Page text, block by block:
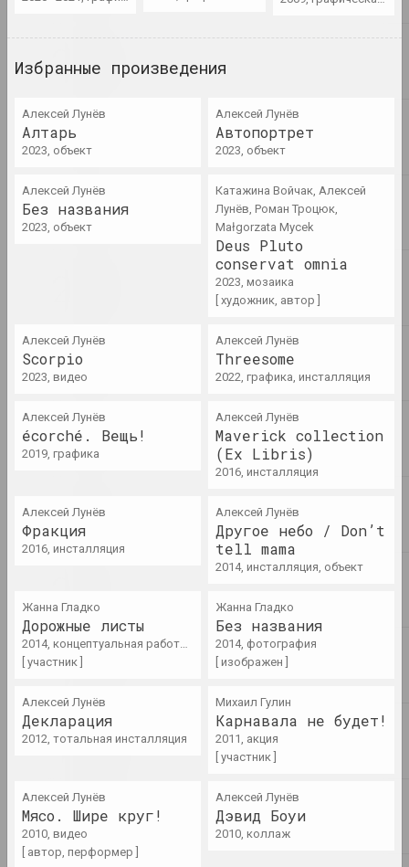
Барысёнак – пра афекты
публикация
Chrysalis Mag
Ар брют — искусство только
душевнобольных и
примере творчества А.Р.Ч
публикация
Chrysalis Mag, Алексей Кузьмич (младший)
Время действовать:
акционизм, перформанс,
активизм. Часть 2 акционизм
публикация
Гродно закрыли из-за доноса
любительницы «русского
публикация
Chrysalis Mag, Александр Адамов
Где-где? На пленэре!
«Здесь никого нет» как
публикация
Chrysalis Mag
Женщины беларусского
настоящее
публикация
подпольные сдвиги и
международный успех: итоги
года в искусстве
Избранные произведения
Алексей Лунёв
Алтарь
2023, объект
Алексей Лунёв
Автопортрет
2023, объект
Алексей Лунёв
Без названия
2023, объект
Катажина Войчак, Алексей
Лунёв, Роман Троцюк,
Małgorzata Mycek
Deus Pluto
conservat omnia
2023, мозаика
[ художник, автор ]
Алексей Лунёв
Scorpio
2023, видео
Алексей Лунёв
Threesome
2022, графика, инсталляция
Алексей Лунёв
écorché. Вещь!
2019, графика
Алексей Лунёв
Maverick collection
(Ex Libris)
2016, инсталляция
Алексей Лунёв
Фракция
2016, инсталляция
Алексей Лунёв
Другое небо / Don’t
tell mama
2014, инсталляция, объект
Жанна Гладко
Дорожные листы
2014, концептуальная работа, акция
[ участник ]
Жанна Гладко
Без названия
2014, фотография
[ изображен ]
Алексей Лунёв
Декларация
2012, тотальная инсталляция
Михаил Гулин
Карнавала не будет!
2011, акция
[ участник ]
Алексей Лунёв
Мясо. Шире круг!
2010, видео
[ автор, перформер ]
Алексей Лунёв
Дэвид Боуи
2010, коллаж